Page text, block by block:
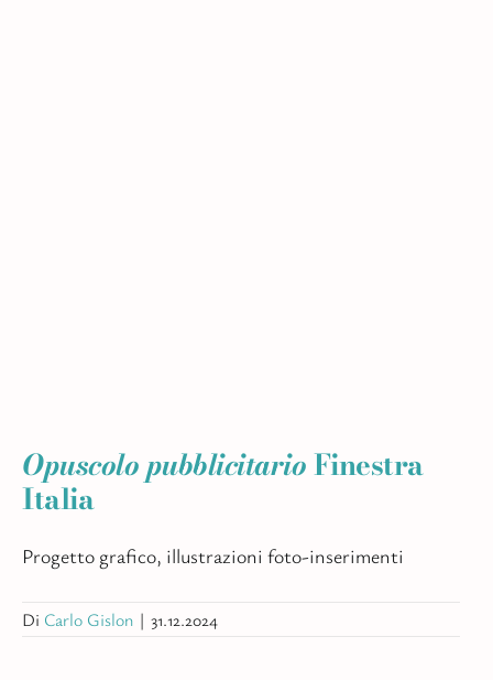
Opuscolo pubblicitarioFinestra
Italia
Progetto grafico, illustrazioni foto-inserimenti
Di Carlo Gislon | 31.12.2024